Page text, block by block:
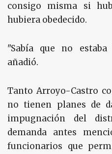
consigo misma si
hubiera obedecido.
"Sabía que no
añadió.
Tanto Arroyo-Castro
no tienen planes de
impugnación del
demanda antes
funcionarios que